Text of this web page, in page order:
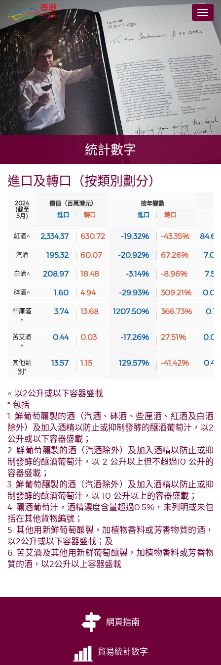
至
主
要
內
容
切
統計數字
進口及轉口（按類別劃分）
2024
(截至
5月)
價值（百萬港元） 按年變動
進口
轉口 進口 轉口
紅酒^ 2,334.37 630.72 -19.32% -43.35%
汽酒 195.32 60.07 -20.92% 67.26%
白酒^ 208.97 18.48 -3.14% -8.96%
砵酒^ 1.60 4.94 -29.93% 309.21%
些厘酒
^
3.74 13.68 1207.50% 366.73%
苦艾酒
^
0.44 0.03 -17.26% 27.51%
其他類
別*
13.57 1.15 129.57% -41.42%
^ 以2公升或以下容器盛載
* 包括
1. 鮮葡萄釀製的酒（汽酒、砵酒、些厘酒、紅酒及白酒
除外）及加入酒精以防止或抑制發酵的釀酒葡萄汁，以2
公升或以下容器盛載；
2. 鮮葡萄釀製的酒（汽酒除外）及加入酒精以防止或抑
制發酵的釀酒葡萄汁，以 2 公升以上但不超過10 公升的
容器盛載；
3. 鮮葡萄釀製的酒（汽酒除外）及加入酒精以防止或抑
制發酵的釀酒葡萄汁，以 10 公升以上的容器盛載；
4. 釀酒葡萄汁，酒精濃度含量超過0.5%，未列明或未包
括在其他貨物編號；
5. 其他用新鮮葡萄釀製，加植物香料或芳香物質的酒，
以2公升或以下容器盛載；及
6. 苦艾酒及其他用新鮮葡萄釀製，加植物香料或芳香物
質的酒，以2公升以上容器盛載
網頁指南
貿易統計數字